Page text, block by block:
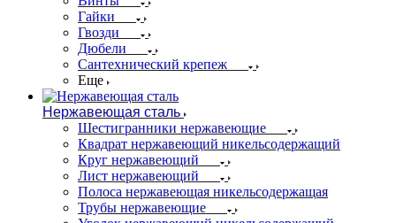
Гайки
Гвозди
Дюбели
Сантехнический крепеж
Еще
Нержавеющая сталь
Шестигранники нержавеющие
Квадрат нержавеющий никельсодержащий
Круг нержавеющий
Лист нержавеющий
Полоса нержавеющая никельсодержащая
Трубы нержавеющие